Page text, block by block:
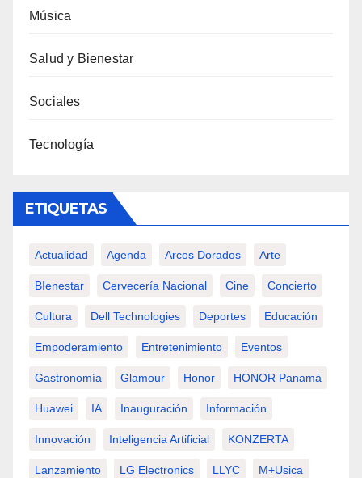
Música
Salud y Bienestar
Sociales
Tecnología
ETIQUETAS
Actualidad Agenda Arcos Dorados Arte
BIenestar Cervecería Nacional Cine Concierto
Cultura Dell Technologies Deportes Educación
Empoderamiento Entretenimiento Eventos
Gastronomía Glamour Honor HONOR Panamá
Huawei IA Inauguración Información
Innovación Inteligencia Artificial KONZERTA
Lanzamiento LG Electronics LLYC M+usica